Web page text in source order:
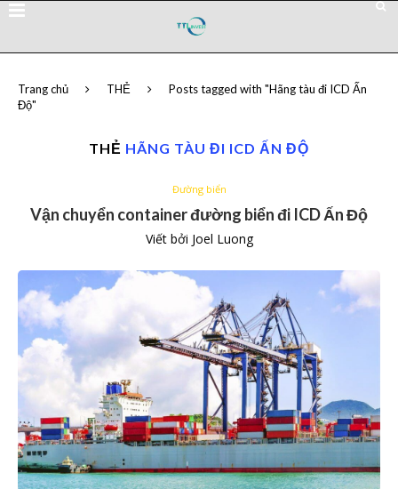
Trang chủ THẺ
Posts tagged with "Hãng tàu đi ICD Ấn
Độ"
THẺ HÃNG TÀU ĐI ICD ẤN ĐỘ
Đường biển
Vận chuyển container đường biển đi ICD Ấn Độ
Viết bởi Joel Luong